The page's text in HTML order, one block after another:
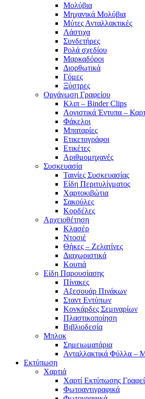
Μολύβια
Μηχανικά Μολύβια
Μύτες Ανταλλακτικές
Λάστιχα
Συνδετήρες
Ρολά σχεδίου
Μαρκαδόροι
Διορθωτικά
Γόμες
Ξύστρες
Οργάνωση Γραφείου
Κλιπ – Binder Clips
Λογιστικά Έντυπα –
Φάκελοι
Μπαταρίες
Ετικετογράφοι
Ετικέτες
Αριθμομηχανές
Συσκευασία
Ταινίες Συσκευασίας
Είδη Περιτυλίγματος
Χαρτοκιβώτια
Σακούλες
Κορδέλες
Αρχειοθέτηση
Κλασέρ
Ντοσιέ
Θήκες – Ζελατίνες
Διαχωριστικά
Κουτιά
Είδη Παρουσίασης
Πίνακες
Αξεσουάρ Πινάκων
Σταντ Εντύπων
Κονκάρδες Σεμιναρίων
Πλαστικοποίηση
Βιβλιοδεσία
Μπλοκ
Σημειωματάρια
Ανταλλακτικά Φύλλα –
Εκτύπωση
Χαρτιά
Χαρτί Εκτύπωσης
Φωτοαντιγραφικά